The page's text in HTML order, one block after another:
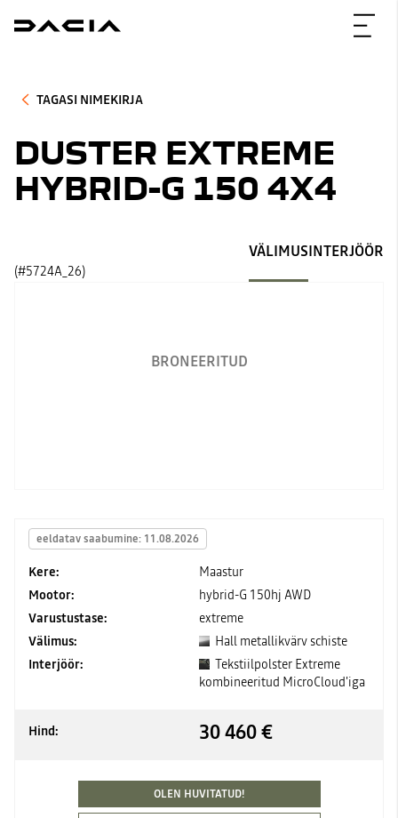
TAGASI NIMEKIRJA
DUSTER EXTREME
HYBRID-G 150 4X4
BRONEERITUD
(#5724A_26)
VÄLIMUSINTERJÖÖR
eeldatav saabumine: 11.08.2026
Kere:
Maastur
Mootor:
hybrid-G 150hj AWD
Varustustase:
extreme
Välimus:
Hall metallikvärv schiste
Interjöör:
Tekstiilpolster Extreme
kombineeritud MicroCloud'iga
Hind: 30 460 €
OLEN HUVITATUD!